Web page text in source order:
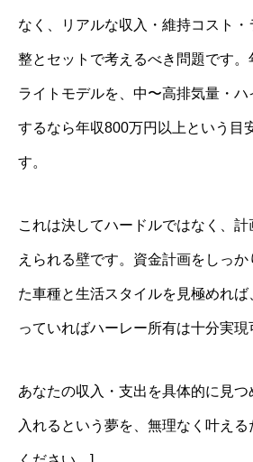
なく、リアルな収入・維持コスト
整とセットで考えるべき問題です
ライトモデルを、中〜高排気量・
するなら年収800万円以上という目
す。
これは決してハードルではなく、
えられる壁です。資金計画をしっ
た車種と生活スタイルを見極めれば
っていればハーレー所有は十分実現
あなたの収入・支出を具体的に見
入れるという夢を、無理なく叶え